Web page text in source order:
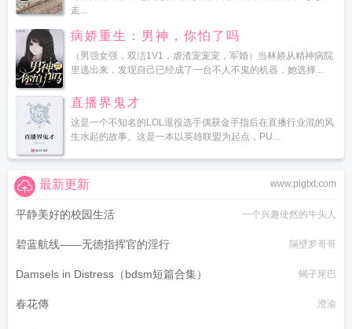
走...
病娇重生：男神，你怕了吗
（男强女强，双洁1V1，虐渣宠宠宠，军婚）当林娇从精神病院
里逃出来，发现自己已经成了一台不人不鬼的机器，她选择...
直播界鬼才
这是一个不知名的LOL退役选手偶获金手指后在直播行业混的风
生水起的故事。这是一本以英雄联盟为起点，PU...
www.pigtxt.com
最新更新
平静美好的校园生活 一个兴趣使然的牛头人
碧蓝航线——无德指挥官的淫行 隔壁罗哥哥
Damsels in Distress（bdsm短篇合集） 蝎子尾巴
春花傳 澄渝